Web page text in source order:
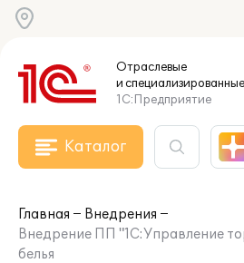
Отраслевые
и специализированные
1С:Предприятие
Каталог
Главная
Внедрения
Внедрение ПП "1С:Управление
белья